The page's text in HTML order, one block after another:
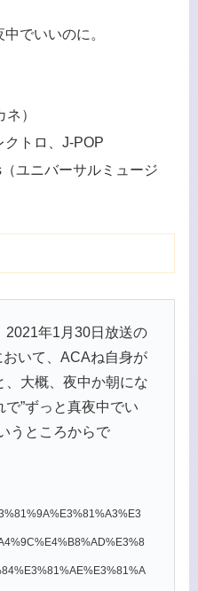
中でいいのに。
）
クトロ、J-POP
ユニバーサルミュージ
2021年1月30日放送の
いて、ACAね自身が
、大概、夜中か朝にな
”ずっと真夜中でい
うところからで